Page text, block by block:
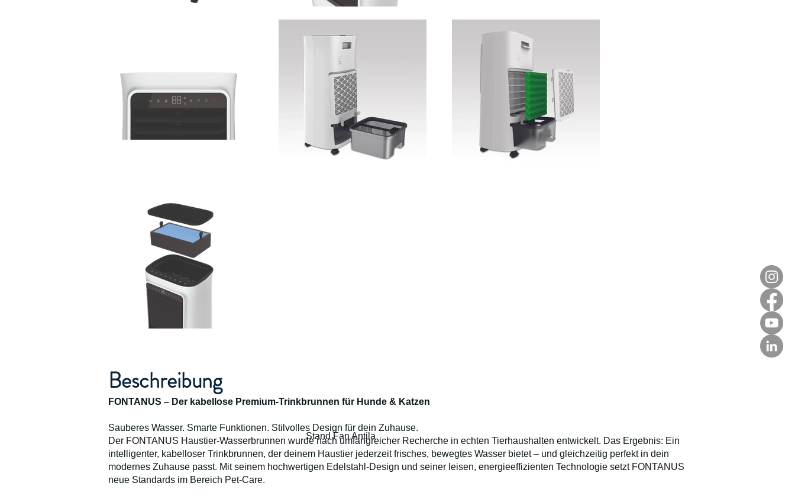
Beschreibung
FONTANUS – Der kabellose Premium-Trinkbrunnen für Hunde & Katzen
Sauberes Wasser. Smarte Funktionen. Stilvolles Design für dein Zuhause.
Der FONTANUS Haustier-Wasserbrunnen wurde nach umfangreicher Recherche in echten Tierhaushalten entwickelt. Das Ergebnis: Ein
intelligenter, kabelloser Trinkbrunnen, der deinem Haustier jederzeit frisches, bewegtes Wasser bietet – und gleichzeitig perfekt in dein
modernes Zuhause passt. Mit seinem hochwertigen Edelstahl-Design und seiner leisen, energieeffizienten Technologie setzt FONTANUS
neue Standards im Bereich Pet-Care.
Stand Fan Antila